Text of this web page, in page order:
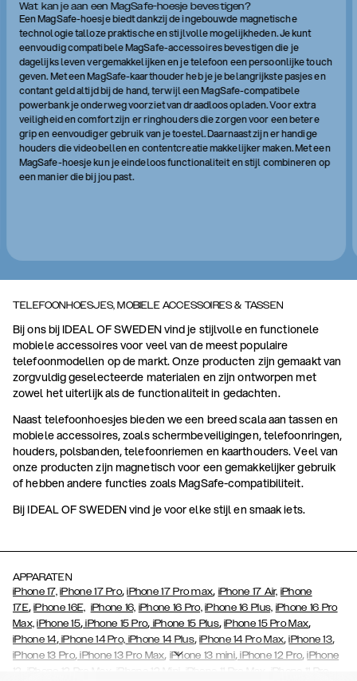
Wat kan je aan een MagSafe-hoesje bevestigen?
Een MagSafe-hoesje biedt dankzij de ingebouwde magnetische
technologie talloze praktische en stijlvolle mogelijkheden. Je kunt
eenvoudig compatibele MagSafe-accessoires bevestigen die je
dagelijks leven vergemakkelijken en je telefoon een persoonlijke touch
geven. Met een MagSafe-kaarthouder heb je je belangrijkste pasjes en
contant geld altijd bij de hand, terwijl een MagSafe-compatibele
powerbank je onderweg voorziet van draadloos opladen. Voor extra
veiligheid en comfort zijn er ringhouders die zorgen voor een betere
grip en eenvoudiger gebruik van je toestel. Daarnaast zijn er handige
houders die videobellen en contentcreatie makkelijker maken. Met een
MagSafe-hoesje kun je eindeloos functionaliteit en stijl combineren op
een manier die bij jou past.
TELEFOONHOESJES, MOBIELE ACCESSOIRES & TASSEN
Bij ons bij IDEAL OF SWEDEN vind je stijlvolle en functionele
mobiele accessoires voor veel van de meest populaire
telefoonmodellen op de markt. Onze producten zijn gemaakt van
zorgvuldig geselecteerde materialen en zijn ontworpen met
zowel het uiterlijk als de functionaliteit in gedachten.
Naast telefoonhoesjes bieden we een breed scala aan tassen en
mobiele accessoires, zoals schermbeveiligingen, telefoonringen,
houders, polsbanden, telefoonriemen en kaarthouders. Veel van
onze producten zijn magnetisch voor een gemakkelijker gebruik
of hebben andere functies zoals MagSafe-compatibiliteit.
Bij IDEAL OF SWEDEN vind je voor elke stijl en smaak iets.
APPARATEN
iPhone 17, iPhone 17 Pro,iPhone 17 Pro max, iPhone 17 Air, iPhone
17E,iPhone 16E, iPhone 16, iPhone 16 Pro, iPhone 16 Plus, iPhone 16 Pro
Max, iPhone 15, iPhone 15 Pro, iPhone 15 Plus,iPhone 15 Pro Max,
iPhone 14,iPhone 14 Pro, iPhone 14 Plus,iPhone 14 Pro Max,iPhone 13,
iPhone 13 Pro, iPhone 13 Pro Max, iPhone 13 mini,iPhone 12 Pro,iPhone
12
iPhone 12 Pro Max iPhone 12 Mini iPhone 11 Pro Max iPhone 11 Pro